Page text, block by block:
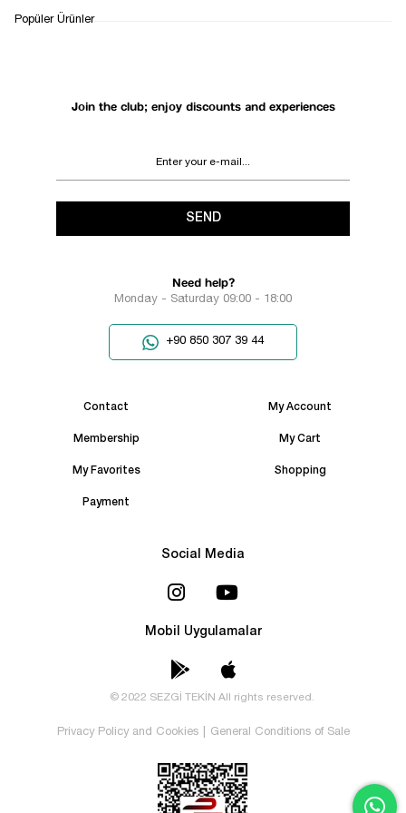
RETURN AND EXCHANGE
Join the club; enjoy discounts and experiences
SEND
Need help?
Monday - Saturday 09:00 - 18:00
+90 850 307 39 44
Contact My Account
Membership My Cart
My Favorites Shopping
Payment
Social Media
Mobil Uygulamalar
© 2022 SEZGİ TEKİN All rights reserved.
Privacy Policy and Cookies General Conditions of Sale
Popüler Ürünler